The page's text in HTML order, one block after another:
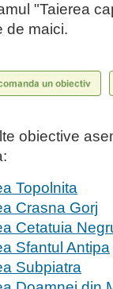
"Taierea
de maici.
obiective
Topolnita
Crasna Gorj
Cetatuia
Sfantul Antipa
Subpiatra